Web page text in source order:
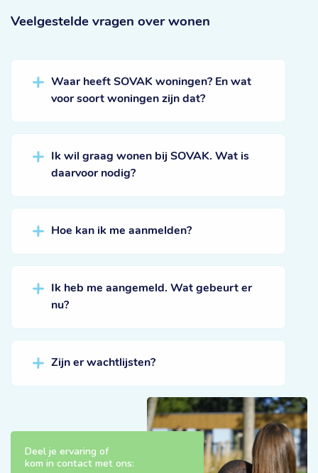
Veelgestelde vragen over wonen
Waar heeft SOVAK woningen? En wat
voor soort woningen zijn dat?
Ik wil graag wonen bij SOVAK. Wat is
daarvoor nodig?
Hoe kan ik me aanmelden?
Ik heb me aangemeld. Wat gebeurt er
nu?
Zijn er wachtlijsten?
Deel je ervaring of
kom in contact met ons: